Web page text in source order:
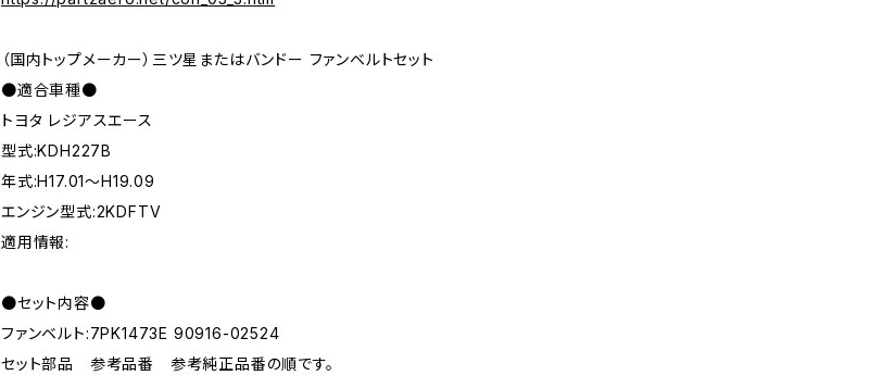
（国内トップメーカー）三ツ星またはバンドー ファンベルトセット
●適合車種●
トヨタ レジアスエース
型式:KDH227B
年式:H17.01～H19.09
エンジン型式:2KDFTV
適用情報:
●セット内容●
ファンベルト:7PK1473E 90916-02524
セット部品 参考品番 参考純正品番の順です。